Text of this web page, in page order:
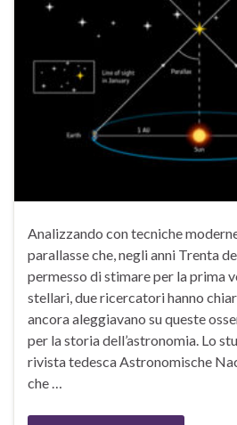
Analizzando con tecniche
parallasse che, negli anni Trenta
permesso di stimare per la prima
stellari, due ricercatori hanno
ancora aleggiavano su queste
per la storia dell’astronomia. Lo
rivista tedesca Astronomische
che …